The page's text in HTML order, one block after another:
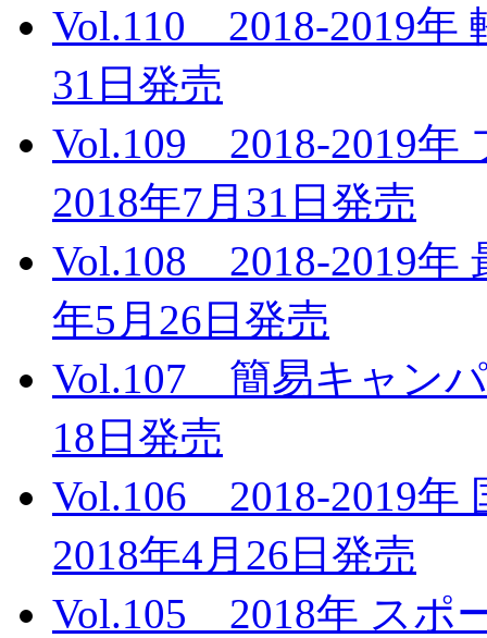
Vol.110 2018-2019年
31日発売
Vol.109 2018-2019
2018年7月31日発売
Vol.108 2018-2019
年5月26日発売
Vol.107 簡易キャン
18日発売
Vol.106 2018-2019
2018年4月26日発売
Vol.105 2018年 スポ